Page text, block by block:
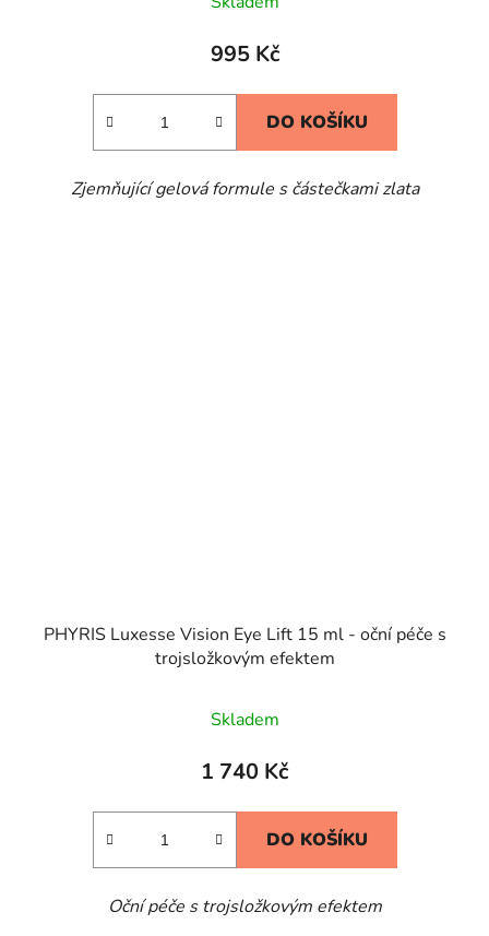
995 Kč
DO KOŠÍKU
Zjemňující gelová formule s částečkami zlata
PHYRIS Luxesse Vision Eye Lift 15 ml - oční péče s
trojsložkovým efektem
Skladem
1 740 Kč
DO KOŠÍKU
Oční péče s trojsložkovým efektem